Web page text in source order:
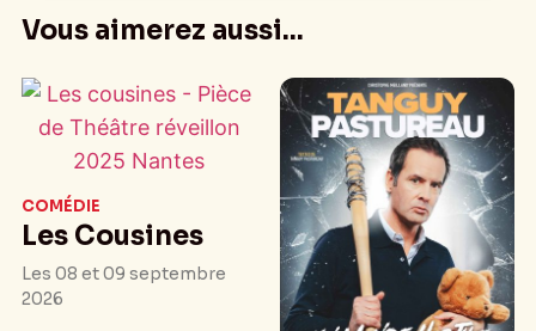
Vous aimerez aussi...
COMÉDIE
Les Cousines
Les 08 et 09 septembre
2026